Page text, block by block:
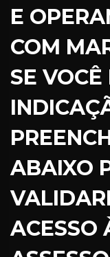
E
COM
SE
ABAIXO
ACESSO